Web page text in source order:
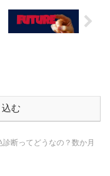
む
診断ってどうなの？数か月